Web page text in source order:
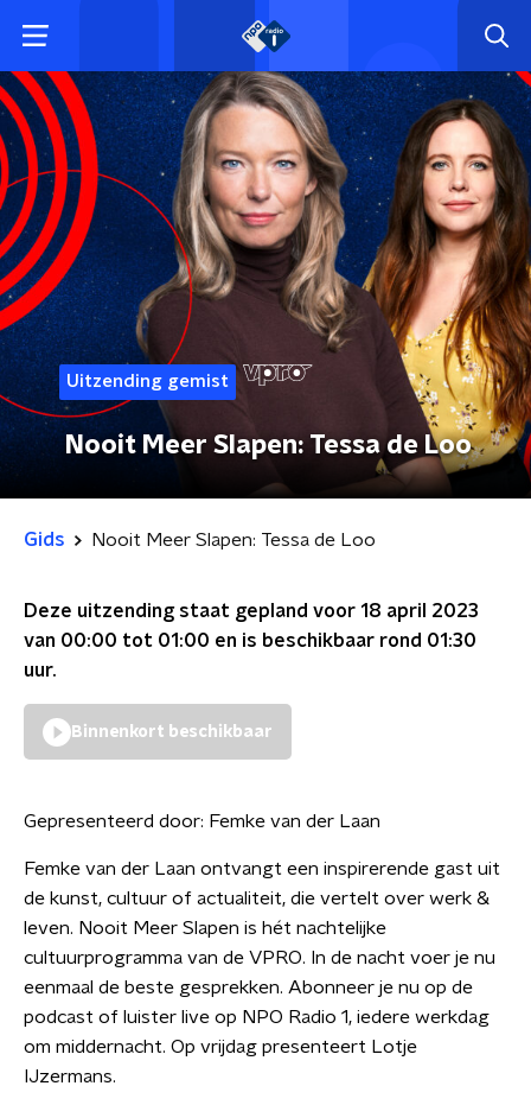
Uitzending gemist
Nooit Meer Slapen: Tessa de Loo
Gids Nooit Meer Slapen: Tessa de Loo
Deze uitzending staat gepland voor 18 april 2023
van 00:00 tot 01:00 en is beschikbaar rond 01:30
uur.
Binnenkort beschikbaar
Gepresenteerd door: Femke van der Laan
Femke van der Laan ontvangt een inspirerende gast uit
de kunst, cultuur of actualiteit, die vertelt over werk &
leven. Nooit Meer Slapen is hét nachtelijke
cultuurprogramma van de VPRO. In de nacht voer je nu
eenmaal de beste gesprekken. Abonneer je nu op de
podcast of luister live op NPO Radio 1, iedere werkdag
om middernacht. Op vrijdag presenteert Lotje
IJzermans.